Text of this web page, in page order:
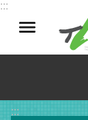
跳到主要內容區
:::
:::